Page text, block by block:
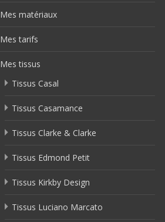
Mes matériaux
Mes tarifs
Mes tissus
Tissus Casal
Tissus Casamance
Tissus Clarke & Clarke
Tissus Edmond Petit
Tissus Kirkby Design
Tissus Luciano Marcato